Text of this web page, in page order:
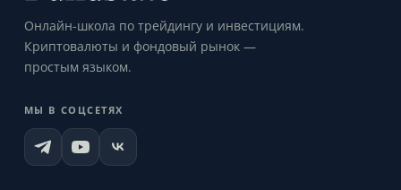
Онлайн-школа по трейдингу и инвестициям.
Криптовалюты и фондовый рынок —
простым языком.
МЫ В СОЦСЕТЯХ